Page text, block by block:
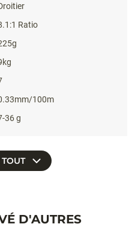
Ratio
100m
36 g
D'AUTRES